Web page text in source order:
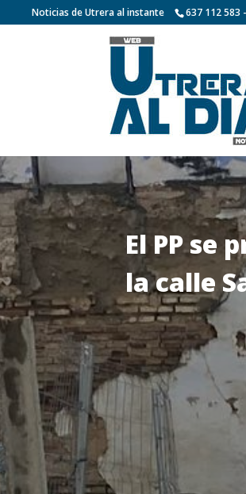
Noticias de Utrera al instante 637 112 583
El PP se
la calle